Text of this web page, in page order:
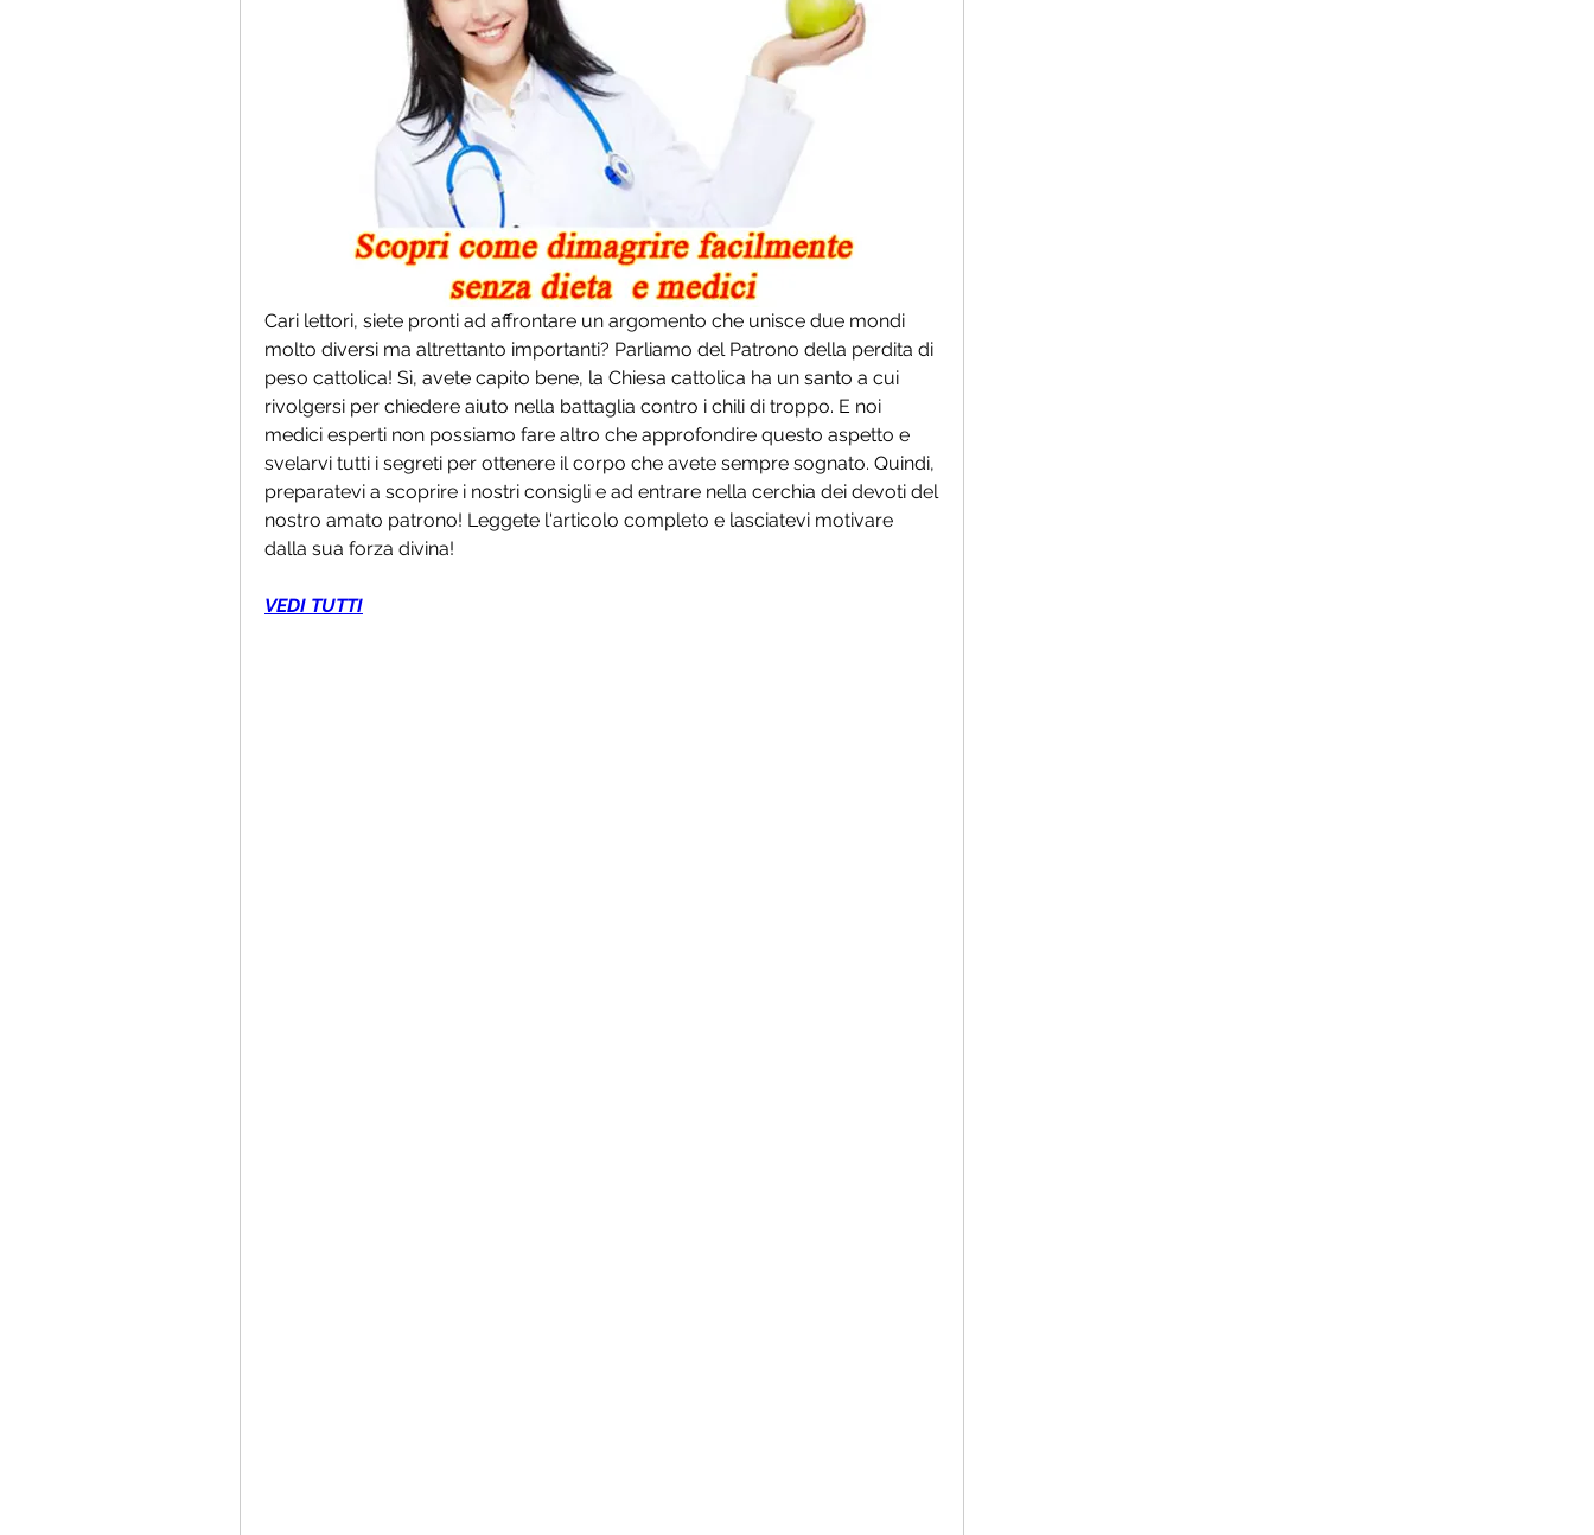
Cari lettori, siete pronti ad affrontare un argomento che unisce due mondi
molto diversi ma altrettanto importanti? Parliamo del Patrono della perdita di
peso cattolica! Sì, avete capito bene, la Chiesa cattolica ha un santo a cui
rivolgersi per chiedere aiuto nella battaglia contro i chili di troppo. E noi
medici esperti non possiamo fare altro che approfondire questo aspetto e
svelarvi tutti i segreti per ottenere il corpo che avete sempre sognato. Quindi,
preparatevi a scoprire i nostri consigli e ad entrare nella cerchia dei devoti del
nostro amato patrono! Leggete l'articolo completo e lasciatevi motivare
dalla sua forza divina!
VEDI TUTTI